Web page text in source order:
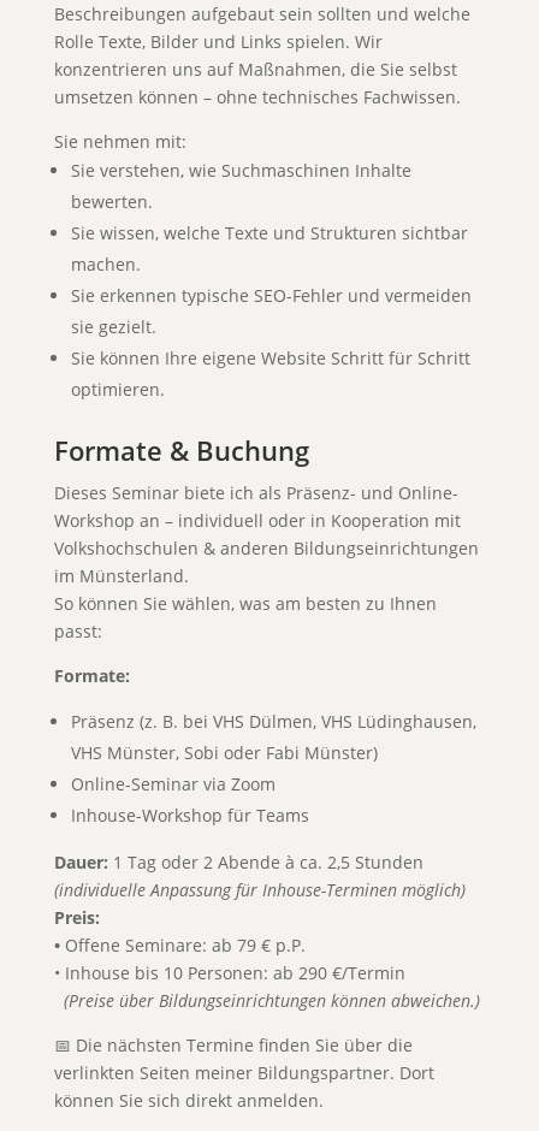
Beschreibungen aufgebaut sein sollten und welche
Rolle Texte, Bilder und Links spielen. Wir
konzentrieren uns auf Maßnahmen, die Sie selbst
umsetzen können – ohne technisches Fachwissen.
Sie nehmen mit:
Sie verstehen, wie Suchmaschinen Inhalte
bewerten.
Sie wissen, welche Texte und Strukturen sichtbar
machen.
Sie erkennen typische SEO-Fehler und vermeiden
sie gezielt.
Sie können Ihre eigene Website Schritt für Schritt
optimieren.
Formate & Buchung
Dieses Seminar biete ich als Präsenz- und Online-
Workshop an – individuell oder in Kooperation mit
Volkshochschulen & anderen Bildungseinrichtungen
im Münsterland.
So können Sie wählen, was am besten zu Ihnen
passt:
Formate:
Präsenz (z. B. bei VHS Dülmen, VHS Lüdinghausen,
VHS Münster, Sobi oder Fabi Münster)
Online-Seminar via Zoom
Inhouse-Workshop für Teams
Dauer: 1 Tag oder 2 Abende à ca. 2,5 Stunden
(individuelle Anpassung für Inhouse-Terminen möglich)
Preis:
• Offene Seminare: ab 79 € p.P.
• Inhouse bis 10 Personen: ab 290 €/Termin
(Preise über Bildungseinrichtungen können abweichen.)
📅 Die nächsten Termine finden Sie über die
verlinkten Seiten meiner Bildungspartner. Dort
können Sie sich direkt anmelden.